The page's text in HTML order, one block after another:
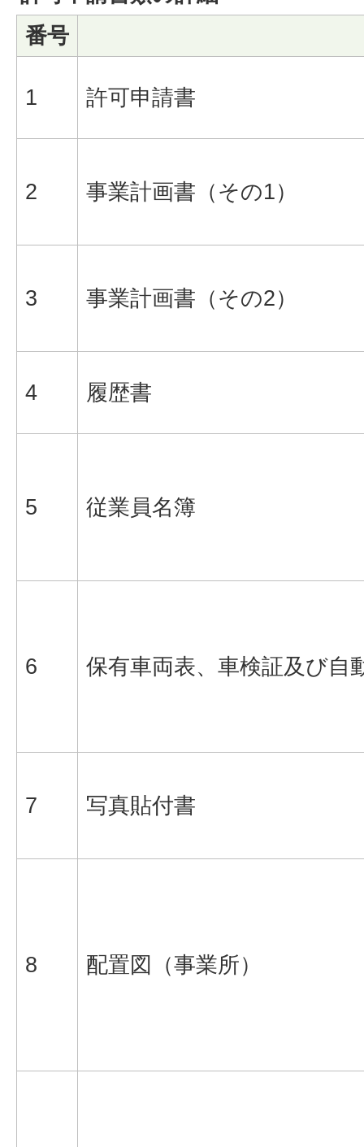
番号
1 許可申請書
2 事業計画書（その1）
3 事業計画書（その2）
4 履歴書
5 従業員名簿
6 保有車両表、車検証及び自
7 写真貼付書
8 配置図（事業所）